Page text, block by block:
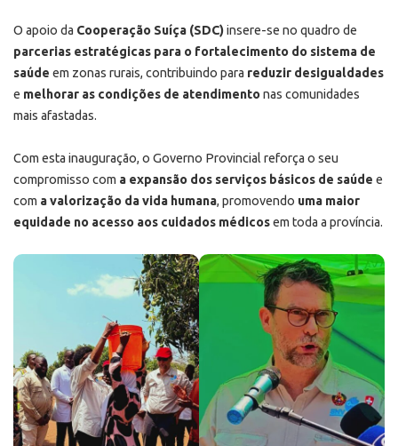
O apoio da Cooperação Suíça (SDC)insere-se no quadro de
parcerias estratégicas para o fortalecimento do sistema de
saúde em zonas rurais, contribuindo para reduzir desigualdades
e melhorar as condições de atendimentonas comunidades
mais afastadas.
Com esta inauguração, o Governo Provincial reforça o seu
compromisso com a expansão dos serviços básicos de saúde e
com a valorização da vida humana, promovendo uma maior
equidade no acesso aos cuidados médicosem toda a província.